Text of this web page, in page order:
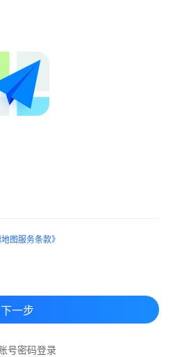
地图服务条款》
下一步
号密码登录